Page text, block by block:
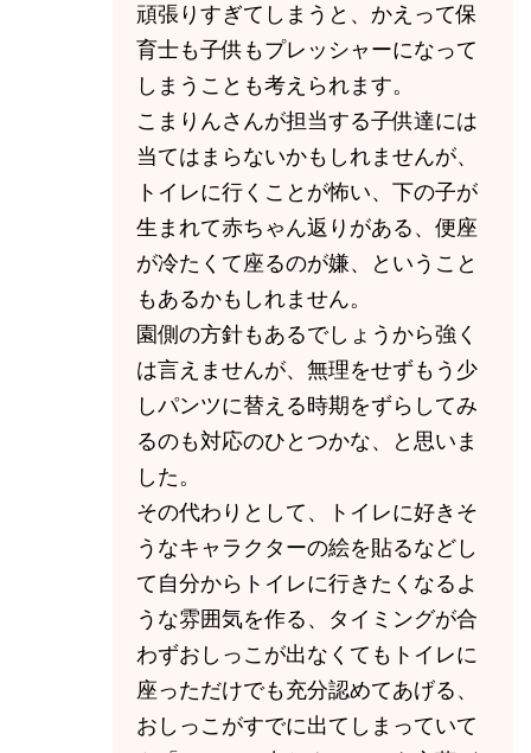
頑張りすぎてしまうと、かえって保
育士も子供もプレッシャーになって
しまうことも考えられます。
こまりんさんが担当する子供達には
当てはまらないかもしれませんが、
トイレに行くことが怖い、下の子が
生まれて赤ちゃん返りがある、便座
が冷たくて座るのが嫌、ということ
もあるかもしれません。
園側の方針もあるでしょうから強く
は言えませんが、無理をせずもう少
しパンツに替える時期をずらしてみ
るのも対応のひとつかな、と思いま
した。
その代わりとして、トイレに好きそ
うなキャラクターの絵を貼るなどし
て自分からトイレに行きたくなるよ
うな雰囲気を作る、タイミングが合
わずおしっこが出なくてもトイレに
座っただけでも充分認めてあげる、
おしっこがすでに出てしまっていて